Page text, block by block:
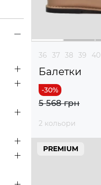
36 37 38 39 40
Балетки
5 568 грн
2 кольори
PREMIUM